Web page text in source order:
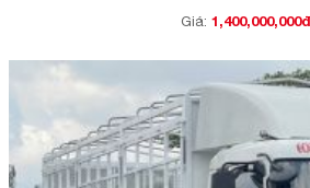
Giá: 1,400,000,000đ